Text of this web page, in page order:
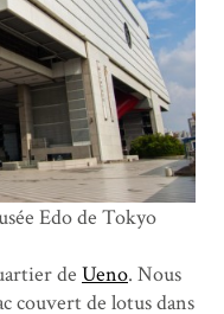
Edo de Tokyo
de Ueno. Nous
couvert de lotus dans